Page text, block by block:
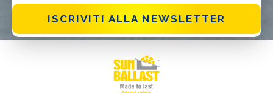
ISCRIVITI ALLA NEWSLETTER